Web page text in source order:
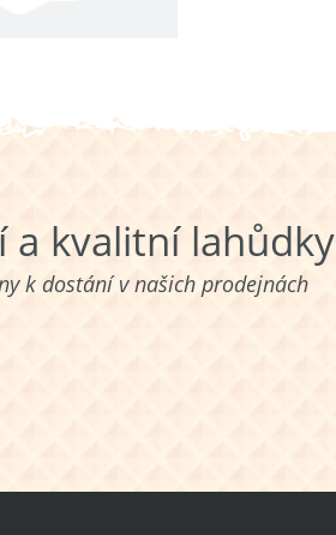
a kvalitní lahůdky
k dostání v našich prodejnách